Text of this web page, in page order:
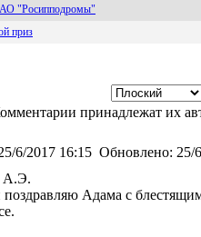
"Росипподромы"
приз
принадлежат их
6/2017 16:15 Обновлено: 25/
А.Э.
Адама с